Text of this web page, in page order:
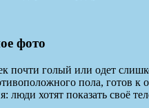
фото
почти голый или одет
пола, готов к
люди хотят показать своё